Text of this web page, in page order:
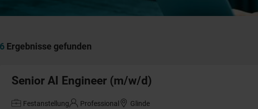
6 Ergebnisse gefunden
Senior AI Engineer (m/w/d)
Festanstellung Professional Glinde